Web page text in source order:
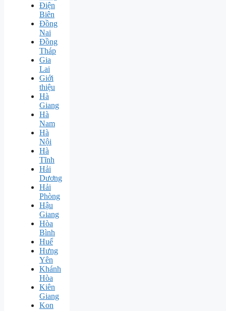
Điện
Biên
Đồng
Nai
Đồng
Tháp
Gia
Lai
Giới
thiệu
Hà
Giang
Hà
Nam
Hà
Nội
Hà
Tĩnh
Hải
Dương
Hải
Phòng
Hậu
Giang
Hòa
Bình
Huế
Hưng
Yên
Khánh
Hòa
Kiên
Giang
Kon